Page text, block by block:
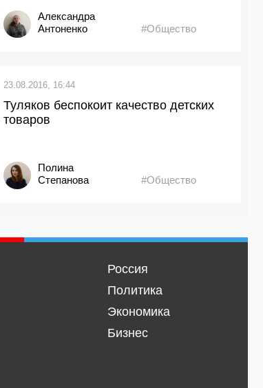
Александра
Антоненко
#Общество
23.08.2016, 16:44
Туляков беспокоит качество детских
товаров
Полина
Степанова
#Общество
Россия
Политика
Экономика
Бизнес